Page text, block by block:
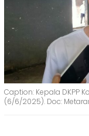
Caption: Kepala DKPP
(6/6/2025). Doc: